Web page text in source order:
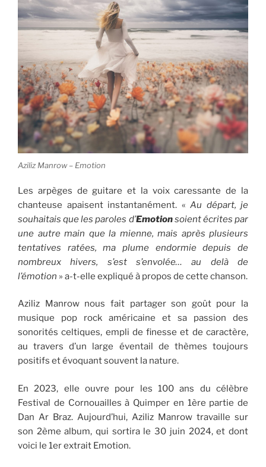
Aziliz Manrow – Emotion
Les arpèges de guitare et la voix caressante de la
chanteuse apaisent instantanément. « Au départ, je
souhaitais que les paroles d’Emotionsoient écrites par
une autre main que la mienne, mais après plusieurs
tentatives ratées, ma plume endormie depuis de
nombreux hivers, s’est s’envolée… au delà de
l’émotion » a-t-elle expliqué à propos de cette chanson.
Aziliz Manrow nous fait partager son goût pour la
musique pop rock américaine et sa passion des
sonorités celtiques, empli de finesse et de caractère,
au travers d’un large éventail de thèmes toujours
positifs et évoquant souvent la nature.
En 2023, elle ouvre pour les 100 ans du célèbre
Festival de Cornouailles à Quimper en 1ère partie de
Dan Ar Braz. Aujourd’hui, Aziliz Manrow travaille sur
son 2ème album, qui sortira le 30 juin 2024, et dont
voici le 1er extrait Emotion.